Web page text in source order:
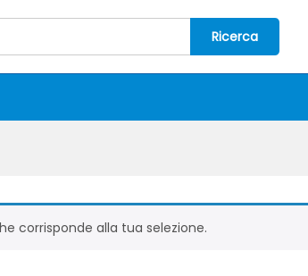
Ricerca
corrisponde alla tua selezione.